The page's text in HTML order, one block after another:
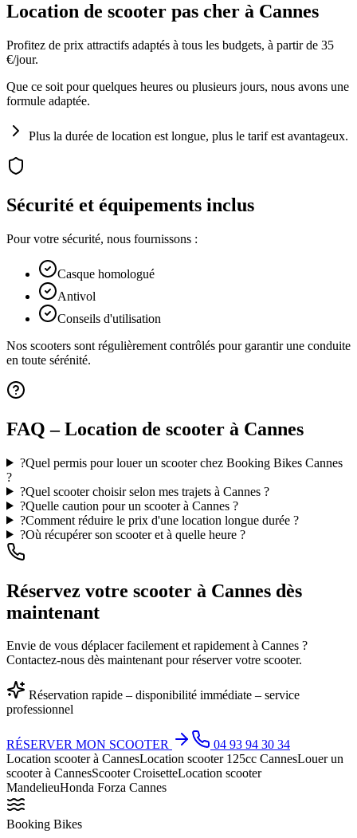
Location de scooter pas cher à Cannes
Profitez de prix attractifs adaptés à tous les budgets, à partir de 35
€/jour.
Que ce soit pour quelques heures ou plusieurs jours, nous avons une
formule adaptée.
Plus la durée de location est longue, plus le tarif est avantageux.
Sécurité et équipements inclus
Pour votre sécurité, nous fournissons :
Casque homologué
Antivol
Conseils d'utilisation
Nos scooters sont régulièrement contrôlés pour garantir une conduite
en toute sérénité.
FAQ – Location de scooter à Cannes
?Quel permis pour louer un scooter chez Booking Bikes Cannes
?
?Quel scooter choisir selon mes trajets à Cannes ?
?Quelle caution pour un scooter à Cannes ?
?Comment réduire le prix d'une location longue durée ?
?Où récupérer son scooter et à quelle heure ?
Réservez votre scooter à Cannes dès
maintenant
Envie de vous déplacer facilement et rapidement à Cannes ?
Contactez-nous dès maintenant pour réserver votre scooter.
Réservation rapide – disponibilité immédiate – service
professionnel
RÉSERVER MON SCOOTER
04 93 94 30 34
Location scooter à CannesLocation scooter 125cc CannesLouer un
scooter à CannesScooter CroisetteLocation scooter
MandelieuHonda Forza Cannes
Booking Bikes